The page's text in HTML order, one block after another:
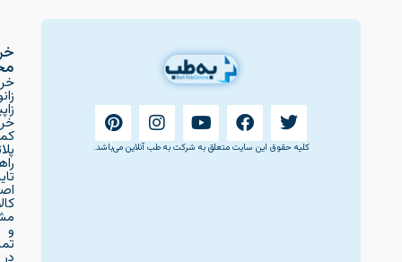
کلیه حقوق این سایت متعلق به شرکت به طب آنلاین می‌باشد.
و